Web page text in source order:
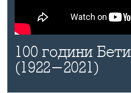
100 години
(1922-2021)